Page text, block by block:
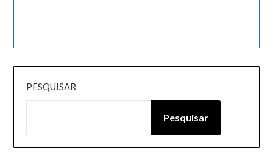
PESQUISAR
Pesquisar